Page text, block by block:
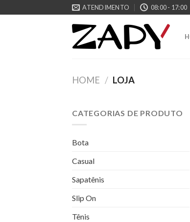
to
ATENDIMENTO 08:00 - 17:00
HOME / LOJA
CATEGORIAS DE PRODUTO
Bota
Casual
Sapatênis
Slip On
Tênis